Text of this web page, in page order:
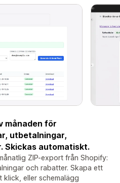
månaden för
utbetalningar,
Skickas automatiskt.
ZIP-export från Shopify:
och rabatter. Skapa ett
eller schemalägg